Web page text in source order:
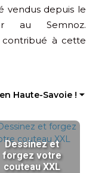
vendus depuis le
au Semnoz.
contribué à cette
Haute-Savoie ! ⏷
Dessinez et
forgez votre
couteau XXL